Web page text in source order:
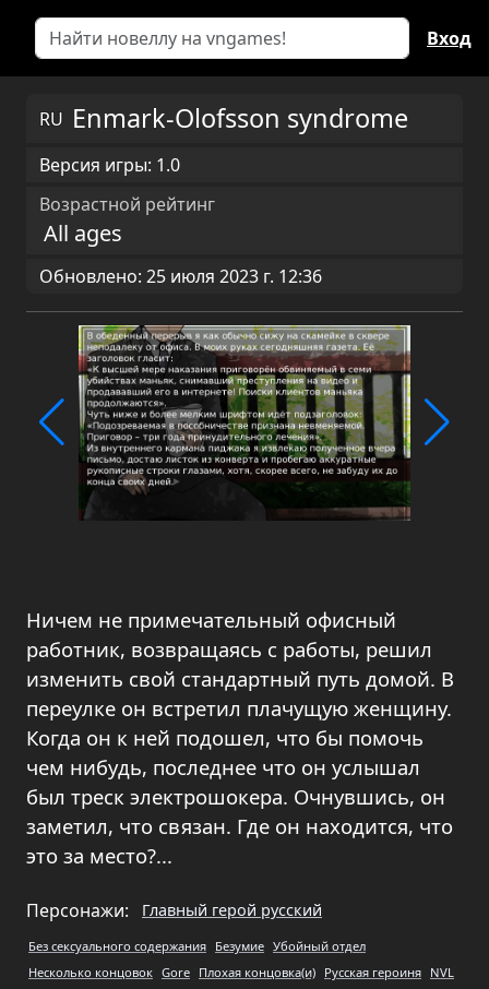
Вход
RU Enmark-Olofsson syndrome
Версия игры: 1.0
Возрастной рейтинг
All ages
Обновлено: 25 июля 2023 г. 12:36
Ничем не примечательный офисный
работник, возвращаясь с работы, решил
изменить свой стандартный путь домой. В
переулке он встретил плачущую женщину.
Когда он к ней подошел, что бы помочь
чем нибудь, последнее что он услышал
был треск электрошокера. Очнувшись, он
заметил, что связан. Где он находится, что
это за место?...
Персонажи: Главный герой русский
Без сексуального содержания Безумие Убойный отдел
Несколько концовок Gore Плохая концовка(и) Русская героиня NVL